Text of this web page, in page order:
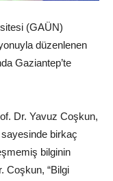
(GAÜN)
düzenlenen
Gaziantep’te
Dr. Yavuz Coşkun,
sayesinde birkaç
bilginin
Coşkun, “Bilgi